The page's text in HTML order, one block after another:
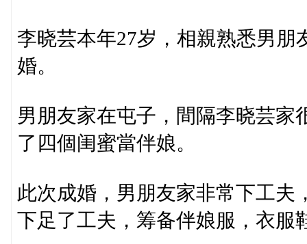
李晓芸本年27岁，相親熟悉男
婚。
男朋友家在屯子，間隔李晓芸家
了四個闺蜜當伴娘。
此次成婚，男朋友家非常下工夫
下足了工夫，筹备伴娘服，衣服